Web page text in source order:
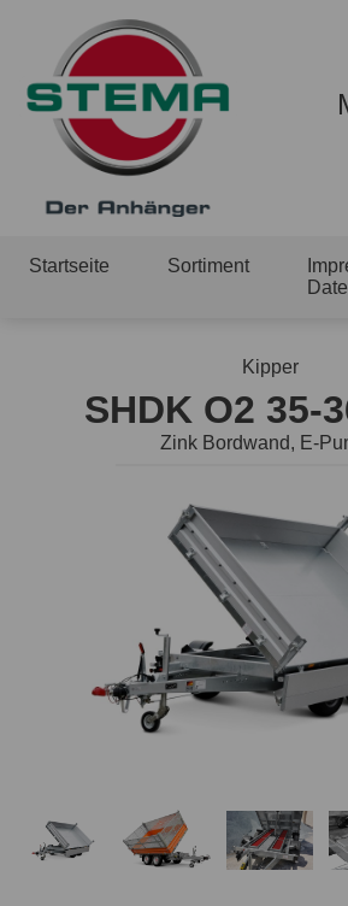
Startseite Sortiment
Kipper
SHDK O2 35-
Zink Bordwand, E-